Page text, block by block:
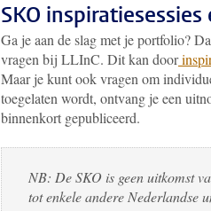
SKO
Ga je aan de slag met je portfolio?
vragen bij LLInC. Dit kan door
Maar je kunt ook vragen om
toegelaten wordt, ontvang je een
binnenkort gepubliceerd.
NB: De SKO is geen uitkomst
tot enkele andere Nederlandse